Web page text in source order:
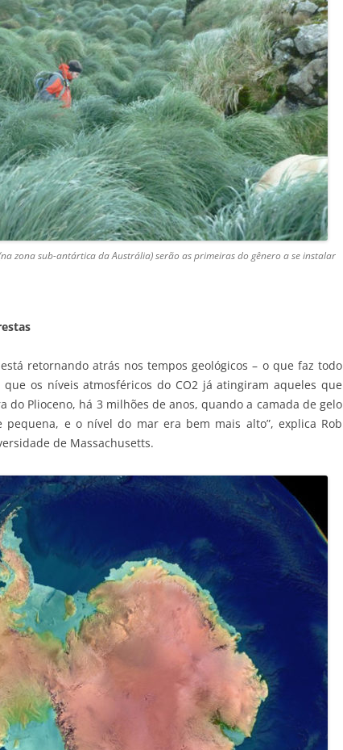
zona sub-antártica da Austrália) serão as primeiras do gênero a se instalar
retornando atrás nos tempos geológicos – o que faz todo
os níveis atmosféricos do CO2 já atingiram aqueles que
do Plioceno, há 3 milhões de anos, quando a camada de gelo
e o nível do mar era bem mais alto”, explica Rob
de Massachusetts.